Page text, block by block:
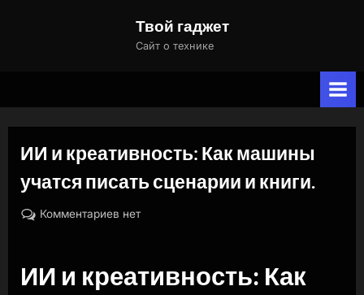
Твой гаджет
Сайт о технике
ИИ и креативность: Как машины
учатся писать сценарии и книги.
Posted
11.09.2024
By
naslili
Комментариев к
и
креативность:
нет
ИИ и креативность: Как